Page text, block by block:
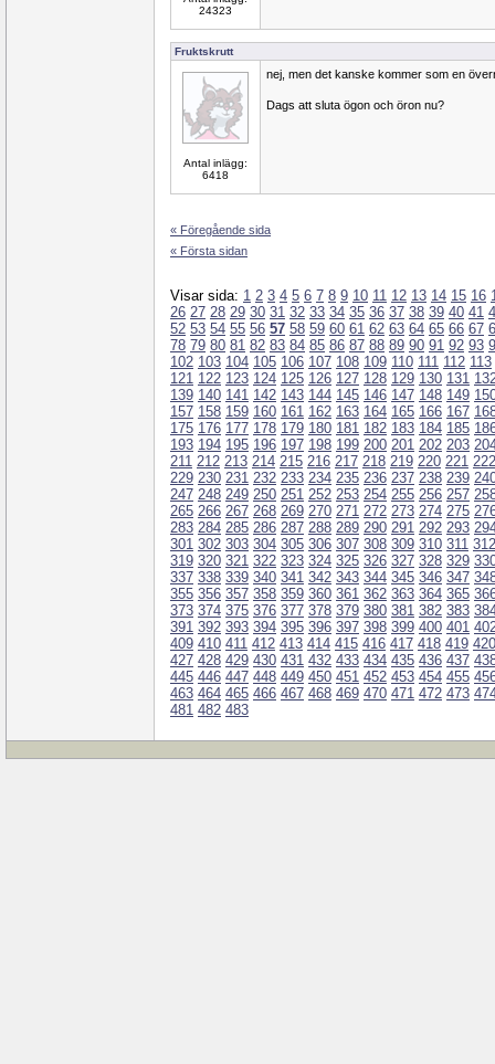
24323
Fruktskrutt
Antal inlägg:
6418
nej, men det kanske kommer som en
Dags att sluta ögon och öron nu?
« Föregående sida
« Första sidan
Visar sida: 1 2 3 4 5 6 7 8 9 10 11 12 13 14 15 16
26 27 28 29 30 31 32 33 34 35 36 37 38 39 40 41
52 53 54 55 56 57 58 59 60 61 62 63 64 65 66 67
78 79 80 81 82 83 84 85 86 87 88 89 90 91 92 93
102 103 104 105 106 107 108 109 110 111 112 113
121 122 123 124 125 126 127 128 129 130 131
139 140 141 142 143 144 145 146 147 148 149
157 158 159 160 161 162 163 164 165 166 167
175 176 177 178 179 180 181 182 183 184 185
193 194 195 196 197 198 199 200 201 202 203
211 212 213 214 215 216 217 218 219 220 221 222
229 230 231 232 233 234 235 236 237 238 239
247 248 249 250 251 252 253 254 255 256 257
265 266 267 268 269 270 271 272 273 274 275
283 284 285 286 287 288 289 290 291 292 293
301 302 303 304 305 306 307 308 309 310 311 312
319 320 321 322 323 324 325 326 327 328 329
337 338 339 340 341 342 343 344 345 346 347
355 356 357 358 359 360 361 362 363 364 365
373 374 375 376 377 378 379 380 381 382 383
391 392 393 394 395 396 397 398 399 400 401
409 410 411 412 413 414 415 416 417 418 419 420
427 428 429 430 431 432 433 434 435 436 437
445 446 447 448 449 450 451 452 453 454 455
463 464 465 466 467 468 469 470 471 472 473
481 482 483